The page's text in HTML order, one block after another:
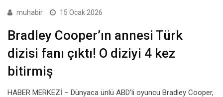
muhabir 15 Ocak 2026
Bradley Cooper’ın annesi Türk
dizisi fanı çıktı! O diziyi 4 kez
bitirmiş
HABER MERKEZİ – Dünyaca ünlü ABD’li oyuncu Bradley Cooper,